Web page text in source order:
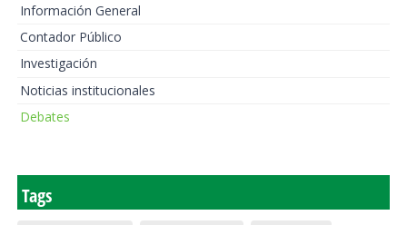
Información General
Contador Público
Investigación
Noticias institucionales
Debates
Tags